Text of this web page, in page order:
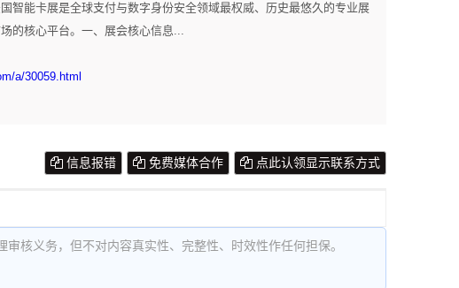
智能卡展是全球支付与数字身份安全领域最权威、历史最悠久的专业展
的核心平台。一、展会核心信息...
a/30059.html
点此认领显示联系方式
免费媒体合作
信息报错
核义务，但不对内容真实性、完整性、时效性作任何担保。